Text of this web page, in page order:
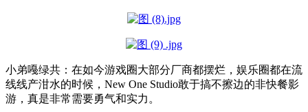
小弟嘠绿共：在如今游戏圈大部分厂商都摆烂，娱乐圈都在流
线线产泔水的时候，New One Studio敢于搞不擦边的非快餐影
游，真是非常需要勇气和实力。